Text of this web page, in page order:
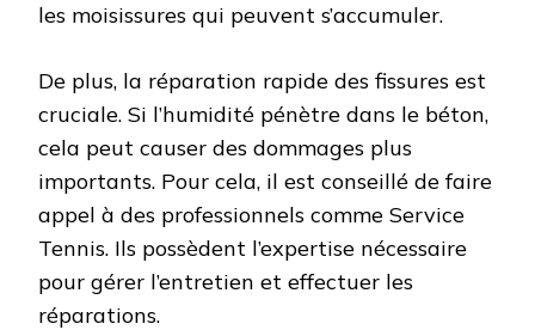
les moisissures qui peuvent s’accumuler.
De plus, la réparation rapide des fissures est
cruciale. Si l’humidité pénètre dans le béton,
cela peut causer des dommages plus
importants. Pour cela, il est conseillé de faire
appel à des professionnels comme Service
Tennis. Ils possèdent l’expertise nécessaire
pour gérer l’entretien et effectuer les
réparations.